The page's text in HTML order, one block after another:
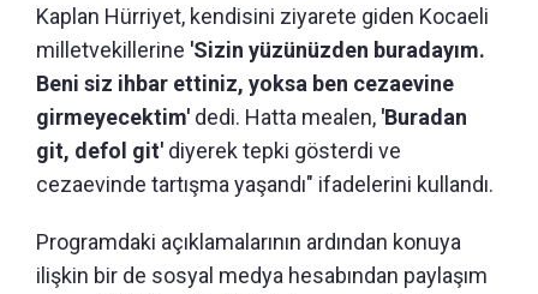
Kaplan Hürriyet, kendisini ziyarete giden Kocaeli
milletvekillerine 'Sizin yüzünüzden buradayım.
Beni siz ihbar ettiniz, yoksa ben cezaevine
girmeyecektim' dedi. Hatta mealen, 'Buradan
git, defol git' diyerek tepki gösterdi ve
cezaevinde tartışma yaşandı" ifadelerini kullandı.
Programdaki açıklamalarının ardından konuya
ilişkin bir de sosyal medya hesabından paylaşım